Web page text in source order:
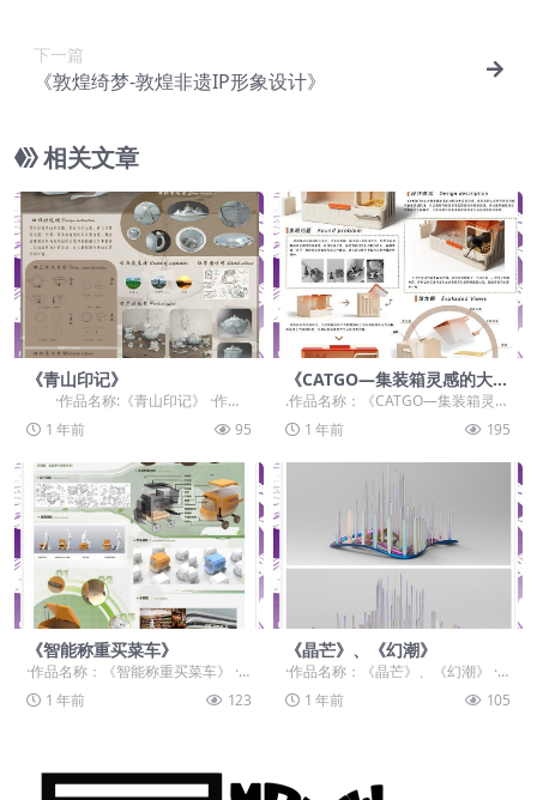
下一篇
《敦煌绮梦-敦煌非遗IP形象设计》
相关文章
《青山印记》
·作品名称:《青山印记》 ·作品
赛道：学生组：自由主题赛道-”元...
1 年前 95
《CATGO—集装箱灵感的大型
猫砂盆》
.作品名称：《CATGO—集装箱灵感
的大型猫砂盆》 .作品赛道：学生
组：自由主题...
1 年前 195
《智能称重买菜车》
·作品名称：《智能称重买菜车》 ·
作品赛道：学生组：自由主题赛道-”
元宇宙+“ ...
1 年前 123
《晶芒》、《幻潮》
·作品名称：《晶芒》、《幻潮》 ·
作品赛道：学生组：自由主题赛道-”
元宇宙+“ ...
1 年前 105